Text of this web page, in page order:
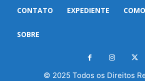
CONTATO EXPEDIENTE
SOBRE
© 2025 Todos os Direitos